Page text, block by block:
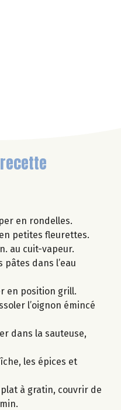
recette
en rondelles.
petites fleurettes.
au cuit-vapeur.
dans l’eau
en position grill.
l’oignon émincé
dans la sauteuse,
les épices et
à gratin, couvrir de